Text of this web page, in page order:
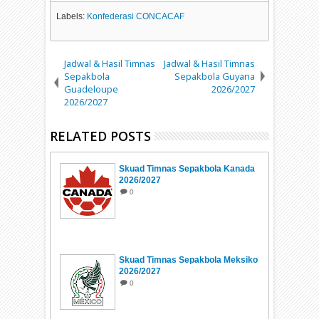
Labels: Konfederasi CONCACAF
Jadwal & Hasil Timnas
Sepakbola
Guadeloupe
2026/2027
Jadwal & Hasil Timnas
Sepakbola Guyana
2026/2027
RELATED POSTS
Skuad Timnas Sepakbola Kanada
2026/2027
0
Skuad Timnas Sepakbola Meksiko
2026/2027
0